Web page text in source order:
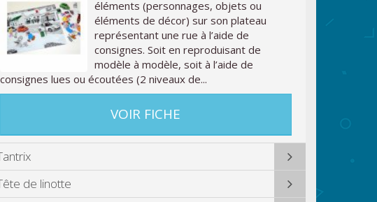
éléments (personnages, objets ou
éléments de décor) sur son plateau
représentant une rue à l’aide de
consignes. Soit en reproduisant de
modèle à modèle, soit à l’aide de
consignes lues ou écoutées (2 niveaux de...
VOIR FICHE
de linotte